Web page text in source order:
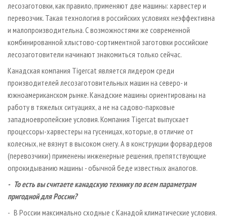
лесозаготовки, как правило, применяют две машины: харвестер и
перевозчик. Такая технология в российских условиях неэффективна
и малопроизводительна. С возможностями же современной
комбинированной хлыстово-сортиментной заготовки российские
лесозаготовители начинают знакомиться только сейчас.
Канадская компания Tigercat является лидером среди
производителей лесозаготовительных машин на северо- и
южноамериканском рынке. Канадские машины ориентированы на
работу в тяжелых ситуациях, а не на садово-парковые
западноевропейские условия. Компания Tigercat выпускает
процессоры-харвестеры на гусеницах, которые, в отличие от
колесных, не вязнут в высоком снегу. А в конструкции форвардеров
(перевозчики) применены инженерные решения, препятствующие
опрокидыванию машины - обычной беде известных аналогов.
- То есть вы считаете канадскую технику по всем параметрам
пригодной для России?
- В России максимально сходные с Канадой климатические условия.